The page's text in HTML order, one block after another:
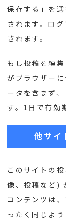
保存する」を
されます。ロ
されます。
もし投稿を編
がブラウザー
ータを含まず
す。1日で有効
他サイ
このサイトの
像、投稿など)
コンテンツは
ったく同じよう